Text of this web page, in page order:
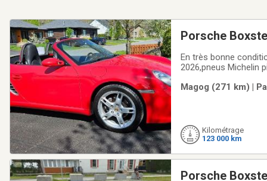
Porsche
En très bonne
2026,pneus Michelin
Magog (271 km) |
Kilométrage
123 000 km
Porsche